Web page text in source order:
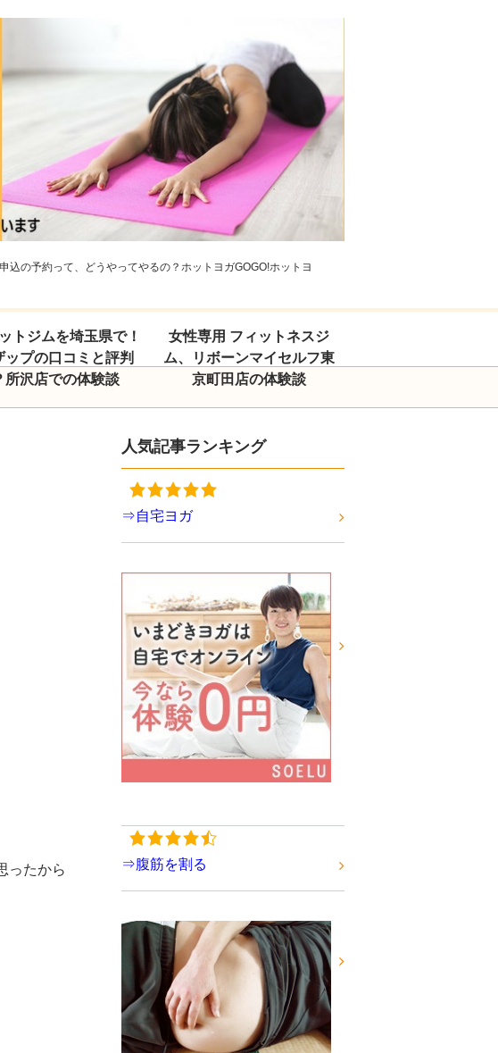
の予約って、どうやってやるの？ホットヨガGOGO!ホットヨ
トジムを埼玉県で！
ップの口コミと評判
所沢店での体験談
女性専用 フィットネスジ
ム、リボーンマイセルフ東
京町田店の体験談
ったから
人気記事ランキング
⇒自宅ヨガ
⇒腹筋を割る